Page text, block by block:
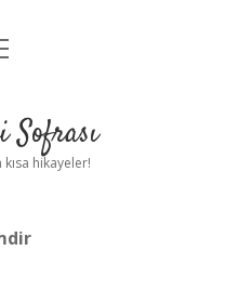
Sofrası
hikayeler!